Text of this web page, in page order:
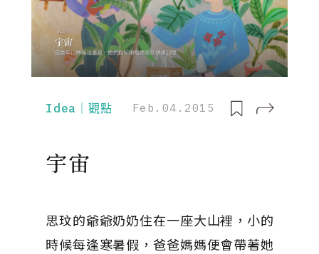
Idea｜觀點 Feb.04.2015
宇宙
思玟的爺爺奶奶住在一座大山裡，小的
時候每逢寒暑假，爸爸媽媽便會帶著她